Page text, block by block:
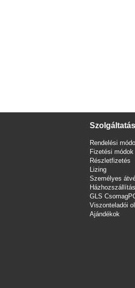
Rendelési
Fizetési módok
Részletfizetés
Lizing
Személyes
Házhozszállítás
GLS
Viszonteladói
Ajándékok